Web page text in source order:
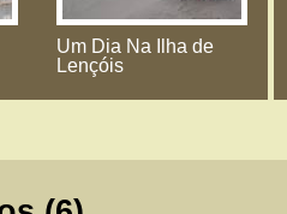
Um Dia Na Ilha de
Lençóis